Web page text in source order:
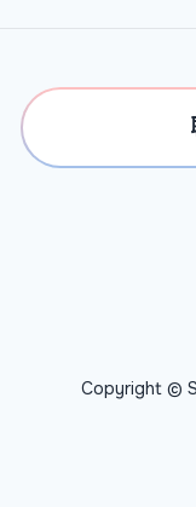
Copyright ©